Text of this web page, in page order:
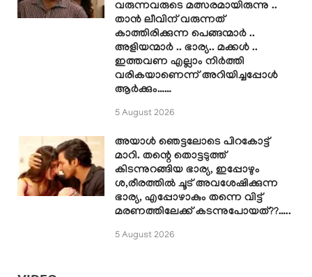
വരുന്നവരുടെ മത്സരമായിരുന്നു ..
താൻ ലീവിന് വരുന്നത്
കാത്തിരിക്കുന്ന പെങ്ങന്മാർ ..
അളിയന്മാർ .. ഭാര്യ.. മക്കൾ ..
ഇത്തവണ എല്ലാം നിർത്തി
വരികയാണെന്ന് അറിയിച്ചപ്പോൾ
ആർക്കും……
5 August 2026
അയാൾ ഞെട്ടലോടെ പിറകോട്ട്
മാറി. തന്റെ തൊട്ടടുത്ത്
കിടന്നുറങ്ങിയ ഭാര്യ, ഇപ്പോഴും
ശ,രീരത്തിൽ ചൂട് അവശേഷിക്കുന്ന
ഭാര്യ, എപ്പോഴാകും തന്നെ വിട്ട്
മരണത്തിലേക്ക് കടന്നുപോയത്??…..
5 August 2026